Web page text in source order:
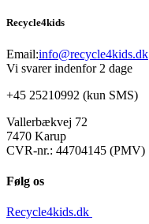
Recycle4kids
Email:info@recycle4kids.dk
Vi svarer indenfor 2 dage
+45 25210992 (kun SMS)
Vallerbækvej 72
7470 Karup
CVR-nr.: 44704145 (PMV)
Følg os
Recycle4kids.dk